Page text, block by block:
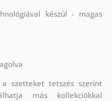
készül - magas
szetteket tetszés szerint
más kollekciókkal